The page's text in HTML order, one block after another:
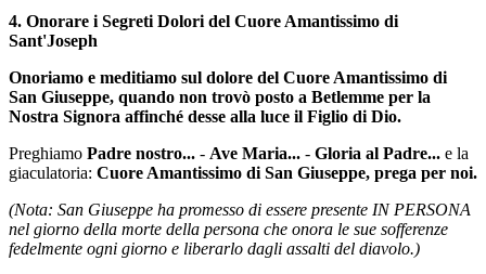
4. Onorare i Segreti Dolori del Cuore Amantissimo di
Sant'Joseph
Onoriamo e meditiamo sul dolore del Cuore Amantissimo di
San Giuseppe, quando non trovò posto a Betlemme per la
Nostra Signora affinché desse alla luce il Figlio di Dio.
Preghiamo Padre nostro... - Ave Maria... - Gloria al Padre... e la
giaculatoria: Cuore Amantissimo di San Giuseppe, prega per noi.
(Nota: San Giuseppe ha promesso di essere presente IN PERSONA
nel giorno della morte della persona che onora le sue sofferenze
fedelmente ogni giorno e liberarlo dagli assalti del diavolo.)